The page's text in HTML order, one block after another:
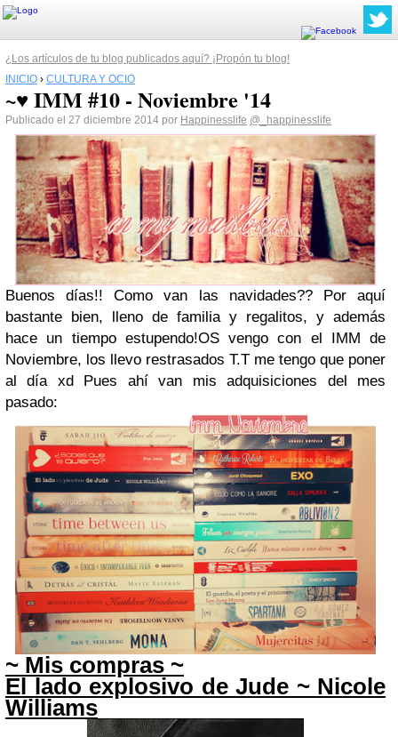
¿Los artículos de tu blog publicados aquí? ¡Propón tu blog!
INICIO › CULTURA Y OCIO
~♥ IMM #10 - Noviembre '14
Publicado el 27 diciembre 2014 por Happinesslife @_happinesslife
Buenos días!! Como van las navidades?? Por aquí
bastante bien, lleno de familia y regalitos, y además
hace un tiempo estupendo!OS vengo con el IMM de
Noviembre, los llevo restrasados T.T me tengo que poner
al día xd Pues ahí van mis adquisiciones del mes
pasado:
~ Mis compras ~
El lado explosivo de Jude ~ Nicole
Williams